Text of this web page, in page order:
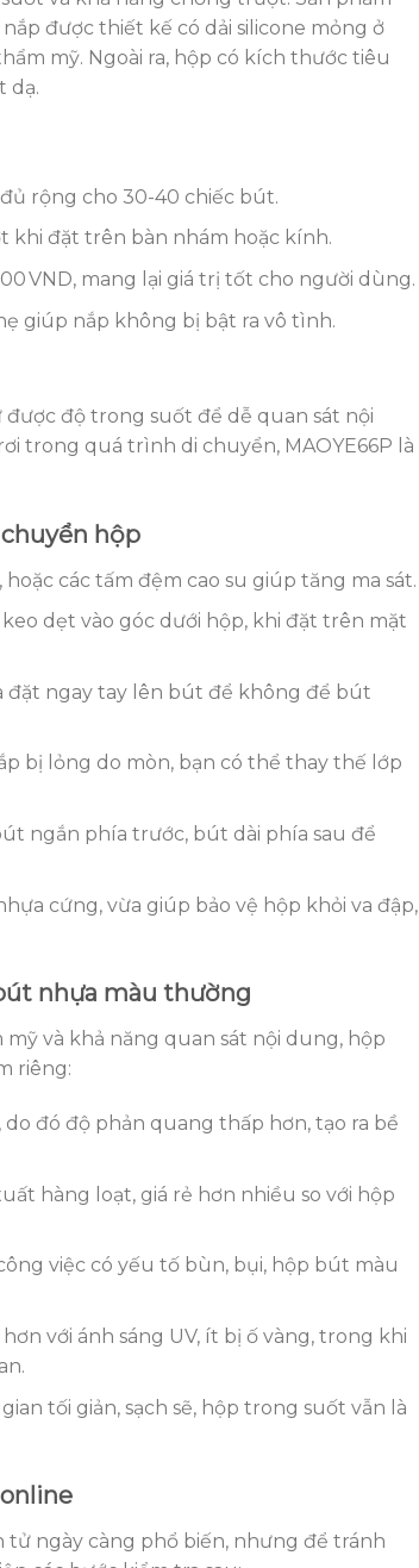
được thiết kế có dải silicone mỏng ở
mỹ. Ngoài ra, hộp có kích thước tiêu
dạ.
đủ rộng cho 30-40 chiếc bút.
khi đặt trên bàn nhám hoặc kính.
VND, mang lại giá trị tốt cho người dùng.
giúp nắp không bị bật ra vô tình.
độ trong suốt để dễ quan sát nội
trong quá trình di chuyển, MAOYE66P là
hộp
các tấm đệm cao su giúp tăng ma sát.
dẹt vào góc dưới hộp, khi đặt trên mặt
đặt ngay tay lên bút để không để bút
bị lỏng do mòn, bạn có thể thay thế lớp
ngắn phía trước, bút dài phía sau để
cứng, vừa giúp bảo vệ hộp khỏi va đập,
nhựa màu thường
và khả năng quan sát nội dung, hộp
riêng:
đó độ phản quang thấp hơn, tạo ra bề
hàng loạt, giá rẻ hơn nhiều so với hộp
việc có yếu tố bùn, bụi, hộp bút màu
với ánh sáng UV, ít bị ố vàng, trong khi
tối giản, sạch sẽ, hộp trong suốt vẫn là
ngày càng phổ biến, nhưng để tránh